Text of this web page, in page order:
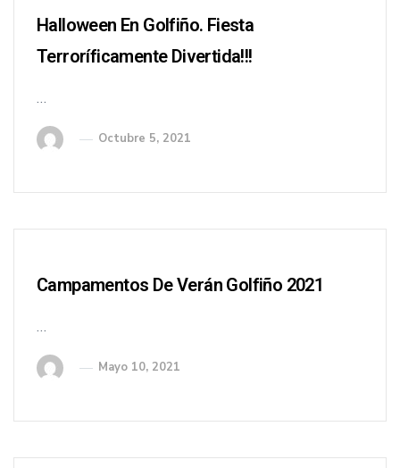
Halloween En Golfiño. Fiesta
Terroríficamente Divertida!!!
…
Octubre 5, 2021
Campamentos De Verán Golfiño 2021
…
Mayo 10, 2021